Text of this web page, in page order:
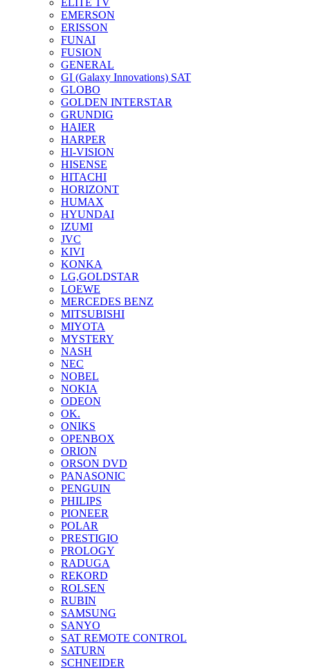
ELITE TV
EMERSON
ERISSON
FUNAI
FUSION
GENERAL
GI (Galaxy Innovations) SAT
GLOBO
GOLDEN INTERSTAR
GRUNDIG
HAIER
HARPER
HI-VISION
HISENSE
HITACHI
HORIZONT
HUMAX
HYUNDAI
IZUMI
JVC
KIVI
KONKA
LG,GOLDSTAR
LOEWE
MERCEDES BENZ
MITSUBISHI
MIYOTA
MYSTERY
NASH
NEC
NOBEL
NOKIA
ODEON
OK.
ONIKS
OPENBOX
ORION
ORSON DVD
PANASONIC
PENGUIN
PHILIPS
PIONEER
POLAR
PRESTIGIO
PROLOGY
RADUGA
REKORD
ROLSEN
RUBIN
SAMSUNG
SANYO
SAT REMOTE CONTROL
SATURN
SCHNEIDER